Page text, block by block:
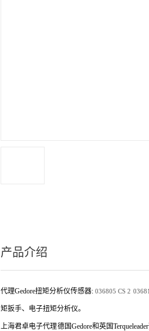
产品介绍
代理Gedore扭矩分析仪传感器:036805 CS 2
矩扳手、电子扭矩分析仪。
上海君卓电子代理德国Gedore和英国